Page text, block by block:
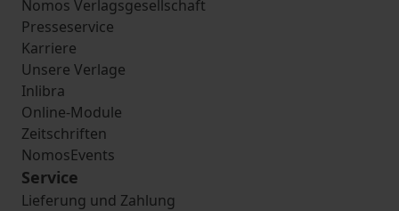
Nomos Verlagsgesellschaft
Presseservice
Karriere
Unsere Verlage
Inlibra
Online-Module
Zeitschriften
NomosEvents
Service
Lieferung und Zahlung